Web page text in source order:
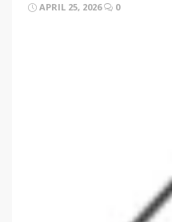
APRIL 25, 2026 0